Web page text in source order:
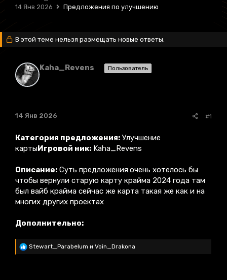
14 Янв 2026
Предложения по улучшению
В этой теме нельзя размещать новые ответы.
Kaha_Revens Пользователь
14 Янв 2026 #1
Категория предложения:Улучшение
картыИгровой ник: Kaha_Revens
Описание: Суть предложения:очень хотелось бы
чтобы вернули старую карту крайма 2024 года там
был вайб крайма сейчас же карта такая же как и на
многих других проектах
Дополнительно:
Р
Stewart_Parabelum и Voin_Drakona